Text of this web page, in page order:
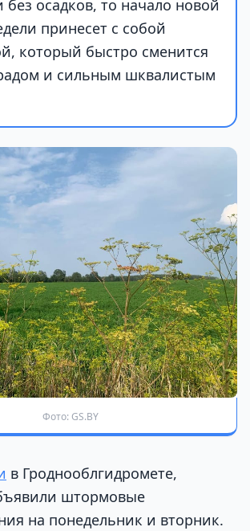
без осадков, то начало новой
принесет с собой
который быстро сменится
и сильным шквалистым
Фото: GS.BY
в Гроднооблгидромете,
штормовые
на понедельник и вторник.